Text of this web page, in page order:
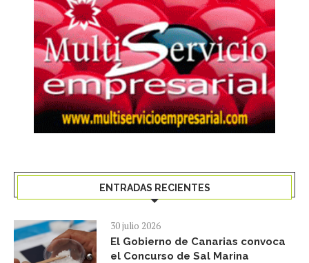
ENTRADAS RECIENTES
30 julio 2026
El Gobierno de Canarias convoca
el Concurso de Sal Marina